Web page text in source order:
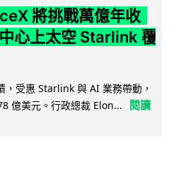
將挑戰萬億年收
心上太空 Starlink 覆
，受惠 Starlink 與 AI 業務帶動，
億美元。行政總裁 Elon...
閱讀